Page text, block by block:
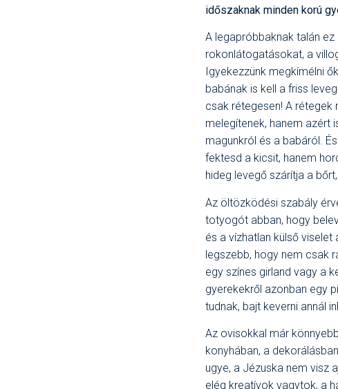
időszaknak minden korú
A legapróbbaknak talán
rokonlátogatásokat, a
Igyekezzünk megkímélni
babának is kell a friss
csak rétegesen! A
melegítenek, hanem azért
magunkról és a babáról.
fektesd a kicsit, hanem
hideg levegő szárítja a bőrt,
Az öltözködési szabály
totyogót abban, hogy
és a vízhatlan külső
legszebb, hogy nem csak
egy színes girland vagy a
gyerekekről azonban egy
tudnak, bajt keverni annál
Az ovisokkal már
konyhában, a
ugye, a Jézuska nem visz
elég kreatívok vagytok, a